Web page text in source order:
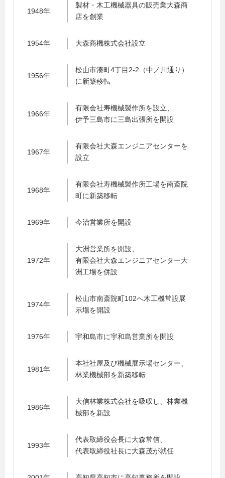
1948年
製材・木工機械器具の販売業大森商
店を創業
1954年 大森商機株式会社設立
1956年
松山市湊町4丁目2-2（中ノ川通り）
に新築移転
1966年
有限会社寿機械製作所を設立、
伊予三島市に三島出張所を開設
1967年
有限会社大森エンジニアセンターを
設立
1968年
有限会社寿機械製作所工場を南斎院
町に新築移転
1969年 今治営業所を開設
1972年
大洲営業所を開設、
有限会社大森エンジニアセンター大
洲工場を併設
1974年
松山市南斎院町102へ木工機常設展
示場を開設
1976年 宇和島市に宇和島営業所を開設
1981年
本社社屋及び機械展示場センター、
林業機械部を新築移転
1986年
大信林業株式会社を吸収し、林業機
械部を新設
1993年
代表取締役会長に大森常信、
代表取締役社長に大森茂が就任